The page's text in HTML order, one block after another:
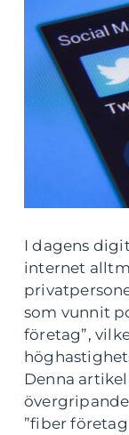
I dagens
internet
som vunnit
företag”,
Denna
”fiber